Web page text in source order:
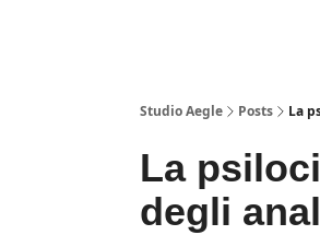
Studio Aegle Posts La
La
degli